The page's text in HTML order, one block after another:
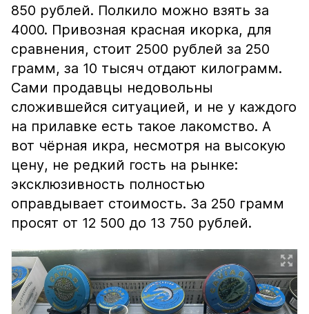
850 рублей. Полкило можно взять за
4000. Привозная красная икорка, для
сравнения, стоит 2500 рублей за 250
грамм, за 10 тысяч отдают килограмм.
Сами продавцы недовольны
сложившейся ситуацией, и не у каждого
на прилавке есть такое лакомство. А
вот чёрная икра, несмотря на высокую
цену, не редкий гость на рынке:
эксклюзивность полностью
оправдывает стоимость. За 250 грамм
просят от 12 500 до 13 750 рублей.